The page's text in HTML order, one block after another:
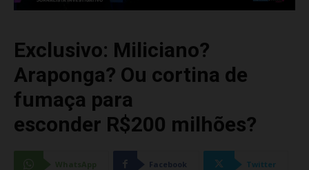
Exclusivo: Miliciano?
Araponga? Ou cortina de
fumaça para
esconder R$200 milhões?
Facebook Twitter